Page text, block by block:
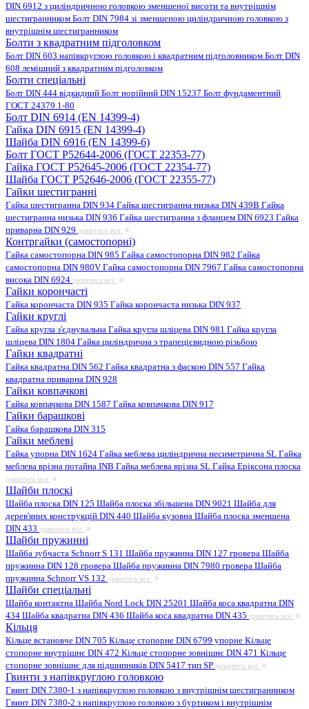
DIN 6912 з циліндричною головкою зменшеної висоти та внутрішнім
шестигранником Болт DIN 7984 зі зменшеною циліндричною головкою з
внутрішнім шестигранником
Болти з квадратним підголовком
Болт DIN 603 напівкруглою головкою і квадратним підголовником Болт DIN
608 лемішний з квадратним підголовком
Болти спеціальні
Болт DIN 444 відкидний Болт норійний DIN 15237 Болт фундаментний
ГОСТ 24379.1-80
Болт DIN 6914 (EN 14399-4)
Гайка DIN 6915 (EN 14399-4)
Шайба DIN 6916 (EN 14399-6)
Болт ГОСТ Р52644-2006 (ГОСТ 22353-77)
Гайка ГОСТ Р52645-2006 (ГОСТ 22354-77)
Шайба ГОСТ Р52646-2006 (ГОСТ 22355-77)
Гайки шестигранні
Гайка шестигранна DIN 934 Гайка шестигранна низька DIN 439B Гайка
шестигранна низька DIN 936 Гайка шестигранна з фланцем DIN 6923 Гайка
приварна DIN 929 дивитись все
Контргайки (самостопорні)
Гайка самостопорна DIN 985 Гайка самостопорна DIN 982 Гайка
самостопорна DIN 980V Гайка самостопорна DIN 7967 Гайка самостопорна
висока DIN 6924 дивитись все
Гайки корончасті
Гайка корончаста DIN 935 Гайка корончаста низька DIN 937
Гайки круглі
Гайка кругла з'єднувальна Гайка кругла шліцева DIN 981 Гайка кругла
шліцева DIN 1804 Гайка циліндрична з трапецієвидною різьбою
Гайки квадратні
Гайка квадратна DIN 562 Гайка квадратна з фаскою DIN 557 Гайка
квадратна приварна DIN 928
Гайки ковпачкові
Гайка ковпачкова DIN 1587 Гайка ковпачкова DIN 917
Гайки барашкові
Гайка барашкова DIN 315
Гайки меблеві
Гайка упорна DIN 1624 Гайка меблева циліндрична несиметрична SL Гайка
меблева врізна потайна INB Гайка меблева врізна SL Гайка Еріксона плоска
дивитись все
Шайби плоскі
Шайба плоска DIN 125 Шайба плоска збільшена DIN 9021 Шайба для
дерев'яних конструкцій DIN 440 Шайба кузовна Шайба плоска зменшена
DIN 433 дивитись все
Шайби пружинні
Шайба зубчаста Schnorr S 131 Шайба пружинна DIN 127 гровера Шайба
пружинна DIN 128 гровера Шайба пружинна DIN 7980 гровера Шайба
пружинна Schnorr VS 132 дивитись все
Шайби спеціальні
Шайба контактна Шайба Nord Lock DIN 25201 Шайба коса квадратна DIN
434 Шайба квадратна DIN 436 Шайба коса квадратна DIN 435 дивитись все
Кільця
Кільце встановче DIN 705 Кільце стопорне DIN 6799 упорне Кільце
стопорне внутрішнє DIN 472 Кільце стопорне зовнішнє DIN 471 Кільце
стопорне зовнішнє для підшипників DIN 5417 тип SP дивитись все
Гвинти з напівкруглою головкою
Гвинт DIN 7380-1 з напівкруглою головкою з внутрішнім шестигранником
Гвинт DIN 7380-2 з напівкруглою головкою з буртиком і внутрішнім